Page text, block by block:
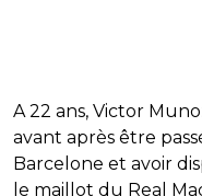
A 22 ans, Victor
avant après être
Barcelone et avoir
le maillot du Real